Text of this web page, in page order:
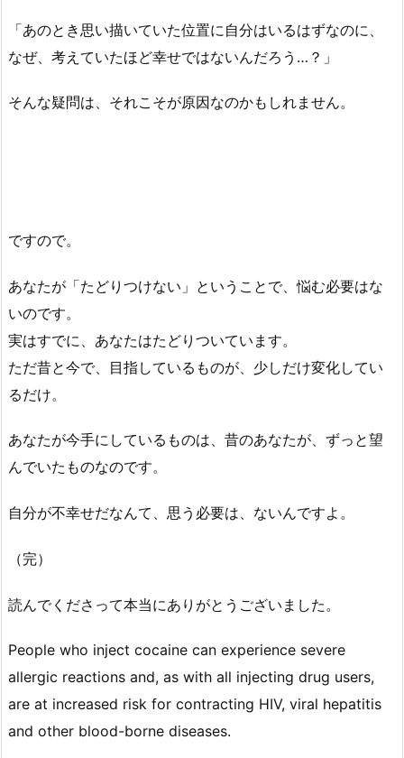
「あのとき思い描いていた位置に自分はいるはずなのに、
なぜ、考えていたほど幸せではないんだろう…？」
そんな疑問は、それこそが原因なのかもしれません。
ですので。
あなたが「たどりつけない」ということで、悩む必要はな
いのです。
実はすでに、あなたはたどりついています。
ただ昔と今で、目指しているものが、少しだけ変化してい
るだけ。
あなたが今手にしているものは、昔のあなたが、ずっと望
んでいたものなのです。
自分が不幸せだなんて、思う必要は、ないんですよ。
（完）
読んでくださって本当にありがとうございました。
People who inject cocaine can experience severe
allergic reactions and, as with all injecting drug users,
are at increased risk for contracting HIV, viral hepatitis
and other blood-borne diseases.